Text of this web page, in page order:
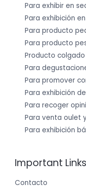
Para exhibir en
Para exhibición
Para producto
Para producto
Producto
Para
Para promover
Para exhibición
Para recoger
Para venta oulet
Para exhibición
Important Links
Contacto